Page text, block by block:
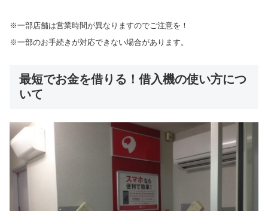
※一部店舗は営業時間が異なりますのでご注意を！
※一部のお手続きが対応できない場合があります。
最短でお金を借りる！借入機の使い方につ
いて